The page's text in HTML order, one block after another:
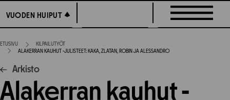
suoraan
sisältöön
VUODEN HUIPUT
VUODEN HUIPUT
ETUSIVU
KILPAILUTYÖT
ALAKERRAN KAUHUT -JULISTEET: KAKA, ZLATAN, ROBIN JA ALESSANDRO
Arkisto
Alakerran kauhut -